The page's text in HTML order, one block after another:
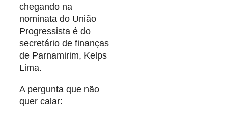
chegando na
nominata do União
Progressista é do
secretário de finanças
de Parnamirim, Kelps
Lima.
A pergunta que não
quer calar: